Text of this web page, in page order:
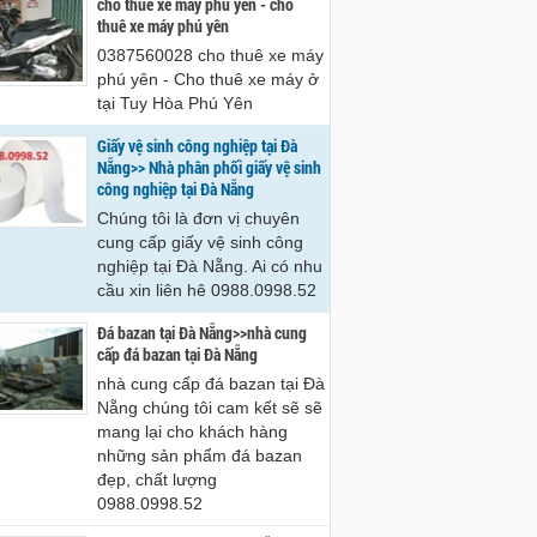
thuê xe máy phú yên
0387560028 cho thuê xe máy
phú yên - Cho thuê xe máy ở
tại Tuy Hòa Phú Yên
Giấy vệ sinh công nghiệp tại Đà
Nẵng>> Nhà phân phối giấy vệ sinh
công nghiệp tại Đà Nẵng
Chúng tôi là đơn vị chuyên
cung cấp giấy vệ sinh công
nghiệp tại Đà Nẵng. Ai có nhu
cầu xin liên hê 0988.0998.52
Đá bazan tại Đà Nẵng>>nhà cung
cấp đá bazan tại Đà Nẵng
nhà cung cấp đá bazan tại Đà
Nẵng chúng tôi cam kết sẽ sẽ
mang lại cho khách hàng
những sản phẩm đá bazan
đẹp, chất lượng
0988.0998.52